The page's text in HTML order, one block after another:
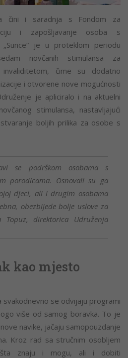
čini i saradnja s Fondom za
i zapošljavanje osoba s
„Sunce“ je u proteklom periodu
novčanih stimulansa za
čime su dodatno
i otvorene nove mogućnosti
je apliciralo i na aktuelni
stimulansa, nastavljajući
boljih prilika za osobe s
se podrškom osobama s
porodicama. Osnovali su ga
djeci, ali i drugim osobama
obezbijede bolje uslove za
Topuz, direktorica Udruženja
kao mjesto
se odvijaju programi
više od samog boravka. To je
navike, jačaju samopouzdanje
Kroz rad sa stručnim osobljem
šta znaju i mogu, ali i dobiti